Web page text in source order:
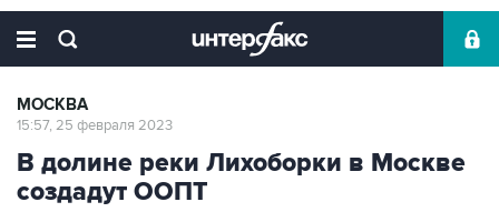
МОСКВА
15:57, 25 февраля 2023
В долине реки Лихоборки в Москве
создадут ООПТ